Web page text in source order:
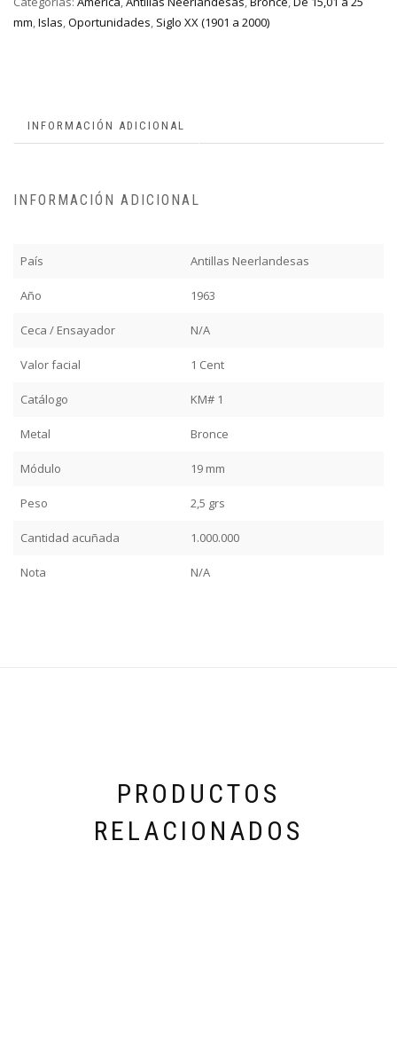
mm,Islas,Oportunidades, Siglo XX (1901 a 2000)
INFORMACIÓN ADICIONAL
INFORMACIÓN ADICIONAL
País Antillas Neerlandesas
Año 1963
Ceca / Ensayador N/A
Valor facial 1 Cent
Catálogo KM# 1
Metal Bronce
Módulo 19 mm
Peso 2,5 grs
Cantidad acuñada 1.000.000
Nota N/A
PRODUCTOS
RELACIONADOS